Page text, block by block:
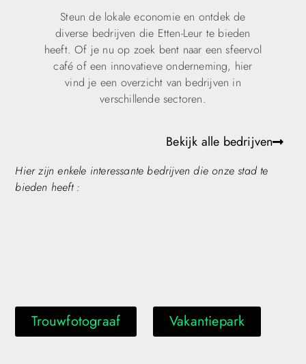
Steun de lokale economie en ontdek de
diverse bedrijven die Etten-Leur te bieden
heeft. Of je nu op zoek bent naar een sfeervol
café of een innovatieve onderneming, hier
vind je een overzicht van bedrijven in
verschillende sectoren.
Hier zijn enkele interessante bedrijven die onze stad te
bieden heeft :
Bekijk alle bedrijven
Trouwfotograaf Vakantiepark